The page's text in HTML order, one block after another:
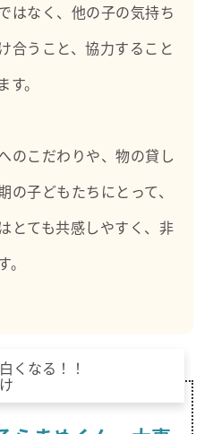
はなく、他の子の気持ち
合うこと、協力すること
。
のこだわりや、物の貸し
子どもたちにとって、
とても共感しやすく、非
くなる！！